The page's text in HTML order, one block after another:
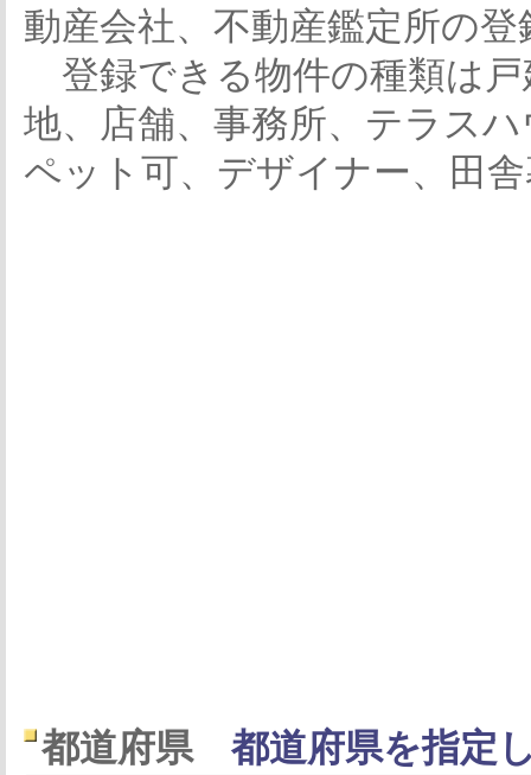
動産会社、不動産鑑定所の
登録できる物件の種類は
地、店舗、事務所、テラス
ペット可、デザイナー、田
都道府県 都道府県を指定